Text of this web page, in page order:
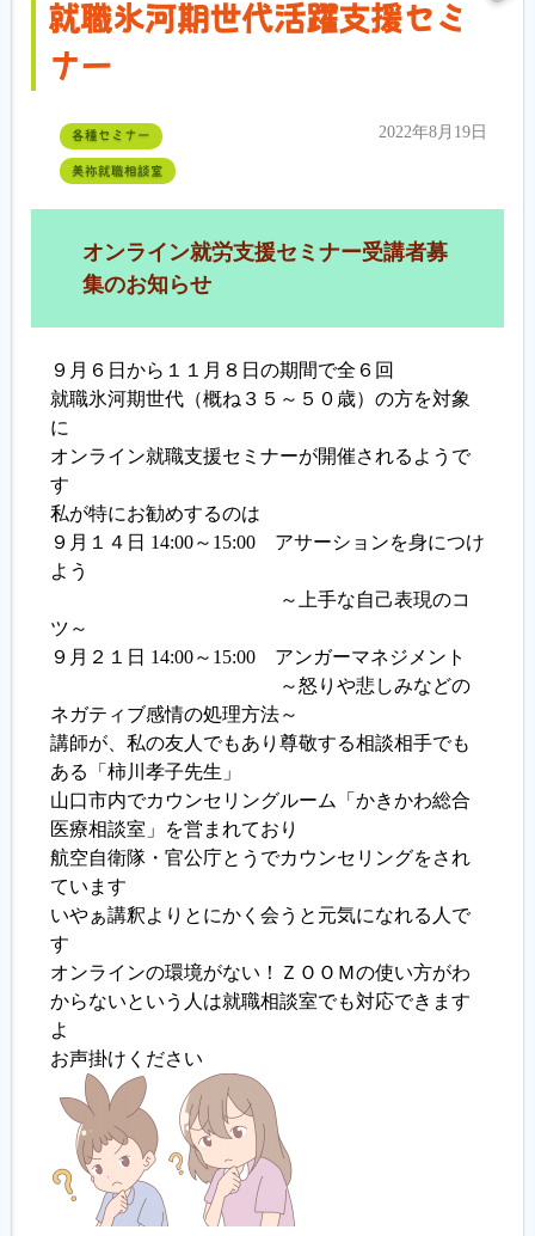
就職氷河期世代活躍支援セミ
ナー
各種セミナー
美祢就職相談室
2022年8月19日
オンライン就労支援セミナー受講者募
集のお知らせ
９月６日から１１月８日の期間で全６回
就職氷河期世代（概ね３５～５０歳）の方を対象
に
オンライン就職支援セミナーが開催されるようで
す
私が特にお勧めするのは
９月１４日 14:00～15:00 アサーションを身につけ
よう
～上手な自己表現のコ
ツ～
９月２１日 14:00～15:00 アンガーマネジメント
～怒りや悲しみなどの
ネガティブ感情の処理方法～
講師が、私の友人でもあり尊敬する相談相手でも
ある「柿川孝子先生」
山口市内でカウンセリングルーム「かきかわ総合
医療相談室」を営まれており
航空自衛隊・官公庁とうでカウンセリングをされ
ています
いやぁ講釈よりとにかく会うと元気になれる人で
す
オンラインの環境がない！ＺＯＯＭの使い方がわ
からないという人は就職相談室でも対応できます
よ
お声掛けください